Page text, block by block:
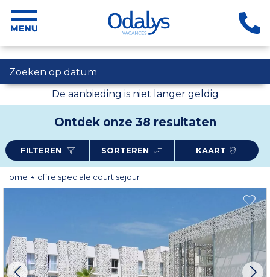
Zoeken op datum
De aanbieding is niet langer geldig
Ontdek onze 38 resultaten
FILTEREN SORTEREN KAART
Home offre speciale court sejour